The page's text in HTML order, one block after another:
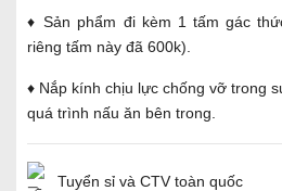
♦ Sản phẩm đi kèm 1 tấm gác
riêng tấm này đã 600k).
♦ Nắp kính chịu lực chống vỡ trong
quá trình nấu ăn bên trong.
Tuyển sỉ và CTV toàn quốc